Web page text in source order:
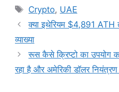
Tags
Crypto, UAE
क्या इथेरियम $4,891 ATH
व्याख्या
रूस कैसे क्रिप्टो का उपयोग
रहा है और अमेरिकी डॉलर नियंत्रण